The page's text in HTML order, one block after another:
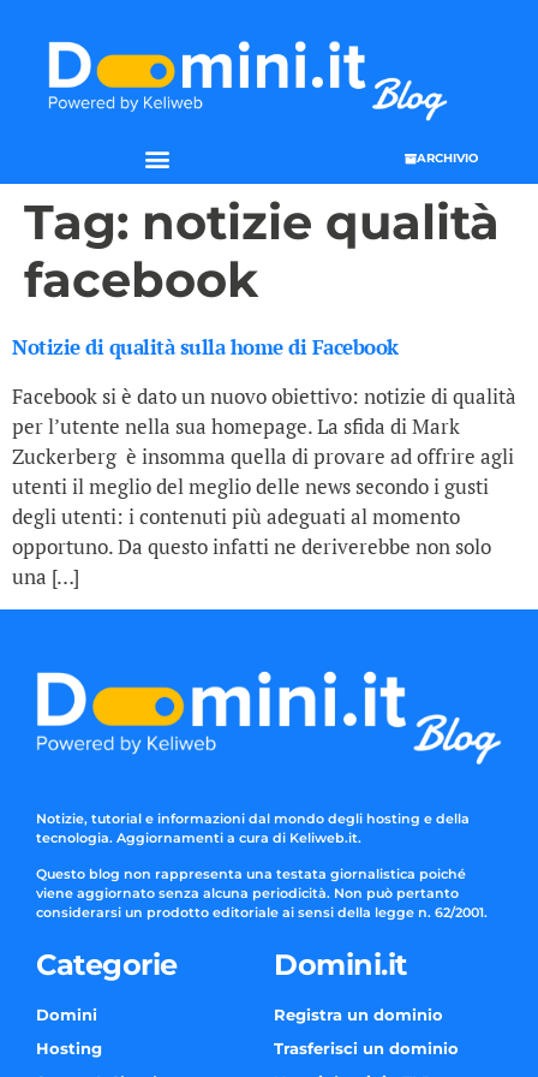
ARCHIVIO
Tag: notizie qualità
facebook
Notizie di qualità sulla home di Facebook
Facebook si è dato un nuovo obiettivo: notizie di qualità
per l’utente nella sua homepage. La sfida di Mark
Zuckerberg è insomma quella di provare ad offrire agli
utenti il meglio del meglio delle news secondo i gusti
degli utenti: i contenuti più adeguati al momento
opportuno. Da questo infatti ne deriverebbe non solo
una […]
Notizie, tutorial e informazioni dal mondo degli hosting e della
tecnologia. Aggiornamenti a cura di Keliweb.it.
Questo blog non rappresenta una testata giornalistica poiché
viene aggiornato senza alcuna periodicità. Non può pertanto
considerarsi un prodotto editoriale ai sensi della legge n. 62/2001.
Categorie
Domini
Hosting
Domini.it
Registra un dominio
Trasferisci un dominio